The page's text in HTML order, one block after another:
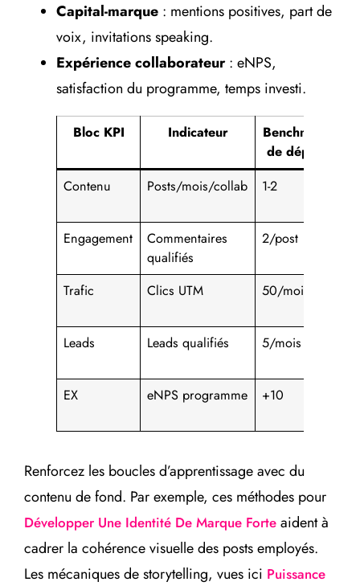
Capital-marque : mentions positives, part de
voix, invitations speaking.
Expérience collaborateur: eNPS,
satisfaction du programme, temps investi.
Bloc KPI Indicateur
Benchmark
de départ
Contenu
Posts/mois/collab 1-2
Engagement
Commentaires
qualifiés
2/post
Trafic Clics UTM 50/mois
Leads Leads qualifiés 5/mois
EX eNPS programme +10
Renforcez les boucles d’apprentissage avec du
contenu de fond. Par exemple, ces méthodes pour
Développer Une Identité De Marque Forte aident à
cadrer la cohérence visuelle des posts employés.
Les mécaniques de storytelling, vues ici Puissance